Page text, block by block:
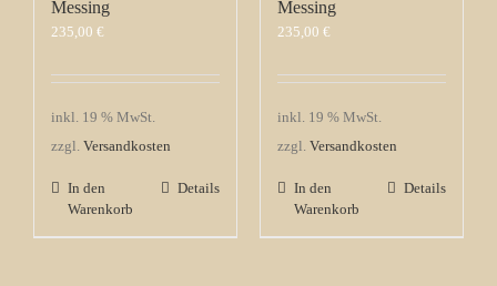
Messing
235,00 €
inkl. 19 % MwSt.
zzgl. Versandkosten
In den
Warenkorb
Details
Messing
235,00 €
inkl. 19 % MwSt.
zzgl. Versandkosten
In den
Warenkorb
Details